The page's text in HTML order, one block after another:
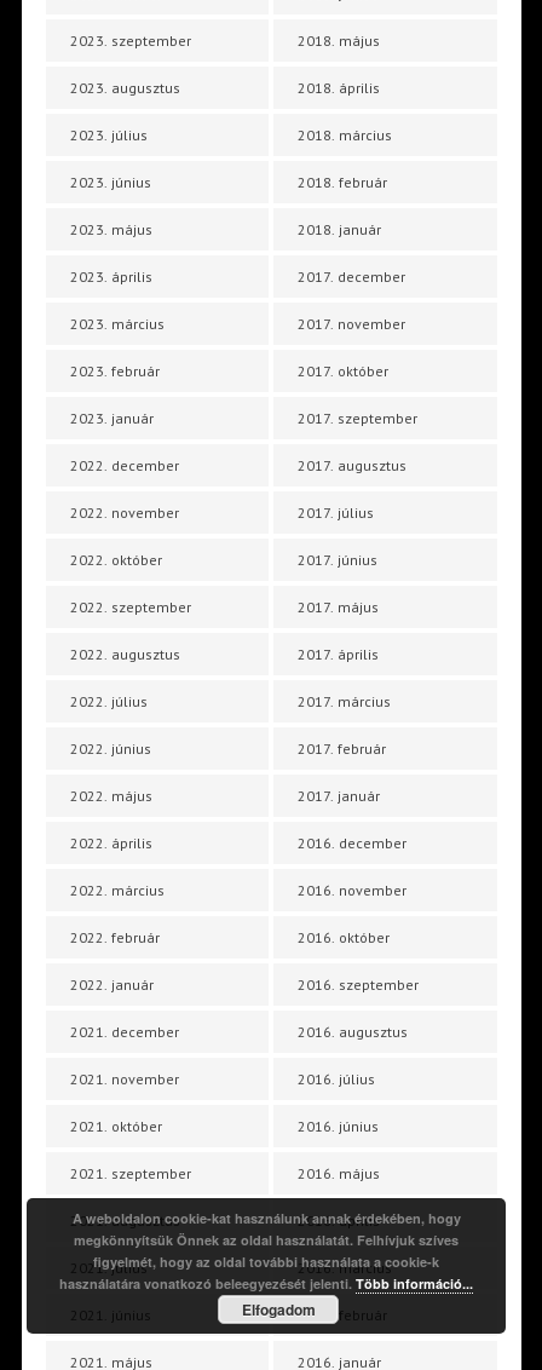
2023. szeptember
2023. augusztus
2023. július
2023. június
2023. május
2023. április
2023. március
2023. február
2023. január
2022. december
2022. november
2022. október
2022. szeptember
2022. augusztus
2022. július
2022. június
2022. május
2022. április
2022. március
2022. február
2022. január
2021. december
2021. november
2021. október
2021. szeptember
2021. augusztus
2021. július
2021. június
2021. május
2018. május
2018. április
2018. március
2018. február
2018. január
2017. december
2017. november
2017. október
2017. szeptember
2017. augusztus
2017. július
2017. június
2017. május
2017. április
2017. március
2017. február
2017. január
2016. december
2016. november
2016. október
2016. szeptember
2016. augusztus
2016. július
2016. június
2016. május
2016. április
2016. március
2016. február
2016. január
A weboldalon cookie-kat használunk annak érdekében, hogy
megkönnyítsük Önnek az oldal használatát. Felhívjuk szíves
figyelmét, hogy az oldal további használata a cookie-k
használatára vonatkozó beleegyezését jelenti.Több információ...
Elfogadom